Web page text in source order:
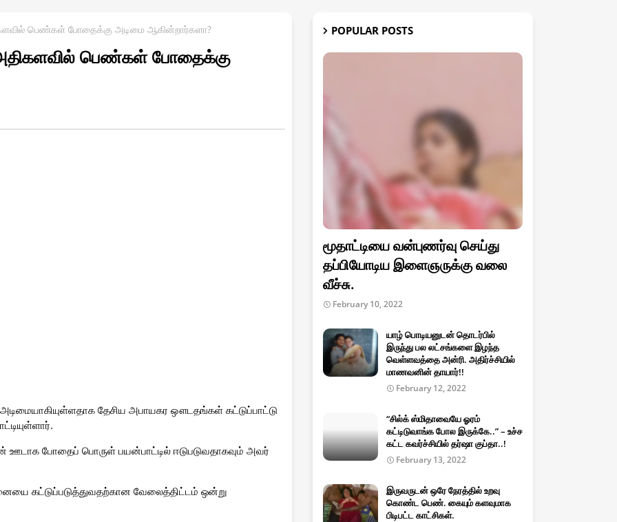
பெண்கள் போதைக்கு அடிமை ஆகின்றார்களா?
பெண்கள் போதைக்கு
தேசிய அபாயகர ஔடதங்கள் கட்டுப்பாட்டு
போதைப் பொருள் பயன்பாட்டில் ஈடுபடுவதாகவும் அவர்
கட்டுப்படுத்துவதற்கான வேலைத்திட்டம் ஒன்று
POPULAR POSTS
மூதாட்டியை வன்புணர்வு செய்து
தப்பியோடிய இளைஞருக்கு வலை
வீச்சு.
February 10, 2022
யாழ் பொடியனுடன் தொடர்பில்
இருந்து பல லட்சங்களை இழந்த
வெள்ளவத்தை அன்ரி. அதிர்ச்சியில்
மாணவனின் தாயார்!!
February 12, 2022
“சில்க் ஸ்மிதாவையே ஓரம்
கட்டிடுவாங்க போல இருக்கே..” – உச்ச
கட்ட கவர்ச்சியில் தர்ஷா குப்தா..!
February 13, 2022
இருவருடன் ஒரே நேரத்தில் உறவு
கொண்ட பெண். கையும் களவுமாக
பிடிபட்ட காட்சிகள்.